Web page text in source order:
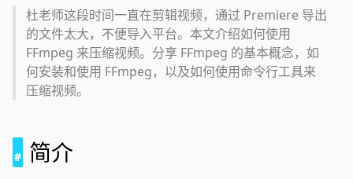
杜老师这段时间一直在剪辑视频，通过 Premiere 导出
的文件太大，不便导入平台。本文介绍如何使用
FFmpeg 来压缩视频。分享 FFmpeg 的基本概念，如
何安装和使用 FFmpeg，以及如何使用命令行工具来
压缩视频。
简介